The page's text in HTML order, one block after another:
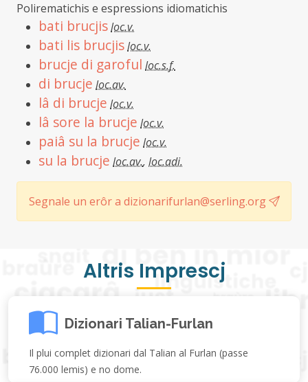
Polirematichis e espressions idiomatichis
bati brucjisloc.v.
bati lis brucjisloc.v.
brucje di garoful loc.s.f.
di brucje loc.av.
lâ di brucje loc.v.
lâ sore la brucje loc.v.
paiâ su la brucje loc.v.
su la brucje loc.av., loc.adi.
Segnale un erôr a dizionarifurlan@serling.org
Altris Imprescj
Dizionari Talian-Furlan
Il plui complet dizionari dal Talian al Furlan (passe
76.000 lemis) e no dome.